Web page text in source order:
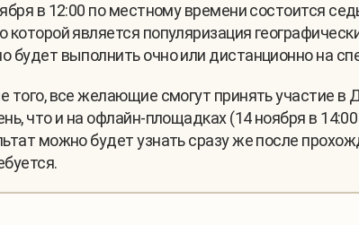
в 12:00 по местному времени состоится
которой является популяризация
будет выполнить очно или дистанционно на
того, все желающие смогут принять участие в
что и на офлайн-площадках (14 ноября в
можно будет узнать сразу же после